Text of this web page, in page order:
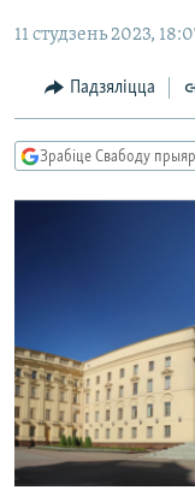
галоўнай
навігацыі
Перайсьці
да
пошуку
ЭКАНОМІКА
ВАЙНА
БЕЛАРУСЫ НА ВАЙНЕ
ПАДКАСТЫ
КНІГІ
АЎДЫЁКНІГІ
ПАДКАСТЫ
FACEBOOK
TWITTER
САЧЫЦЕ ЗА
11 студзень 2023,
Падзяліцца
Зрабіце Свабоду